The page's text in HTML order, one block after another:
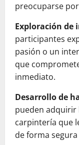
preocuparse
Exploración de
participantes
pasión o un
que
inmediato.
Desarrollo de
pueden adquirir
carpintería que
de forma